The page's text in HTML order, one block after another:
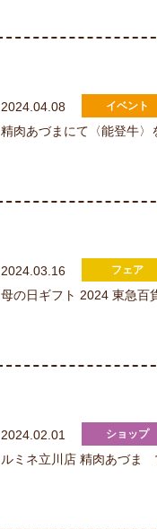
2024.04.08
精肉あづまにて〈能登牛〉
2024.03.16
母の日ギフト 2024 東急百
2024.02.01
ルミネ立川店 精肉あづま